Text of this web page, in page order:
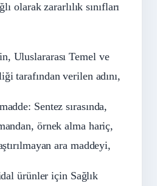
olarak zararlılık sınıfları
Uluslararası Temel ve
tarafından verilen adını,
Sentez sırasında,
örnek alma hariç,
ara maddeyi,
ürünler için Sağlık